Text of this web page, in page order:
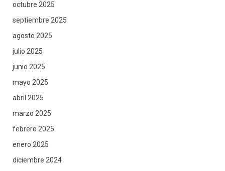
octubre 2025
septiembre 2025
agosto 2025
julio 2025
junio 2025
mayo 2025
abril 2025
marzo 2025
febrero 2025
enero 2025
diciembre 2024